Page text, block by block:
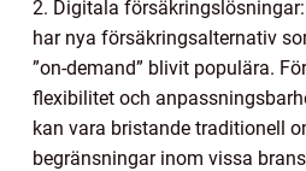
2. Digitala
har nya försäkringsalternativ
”on-demand” blivit populära.
flexibilitet och
kan vara bristande traditionell
begränsningar inom vissa